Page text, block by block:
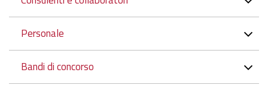
Personale
Bandi di concorso